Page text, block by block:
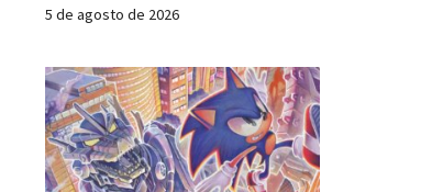
5 de agosto de 2026